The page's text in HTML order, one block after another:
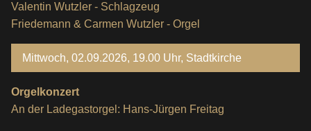
Valentin Wutzler - Schlagzeug
Friedemann & Carmen Wutzler - Orgel
Mittwoch, 02.09.2026, 19.00 Uhr, Stadtkirche
Orgelkonzert
An der Ladegastorgel: Hans-Jürgen Freitag